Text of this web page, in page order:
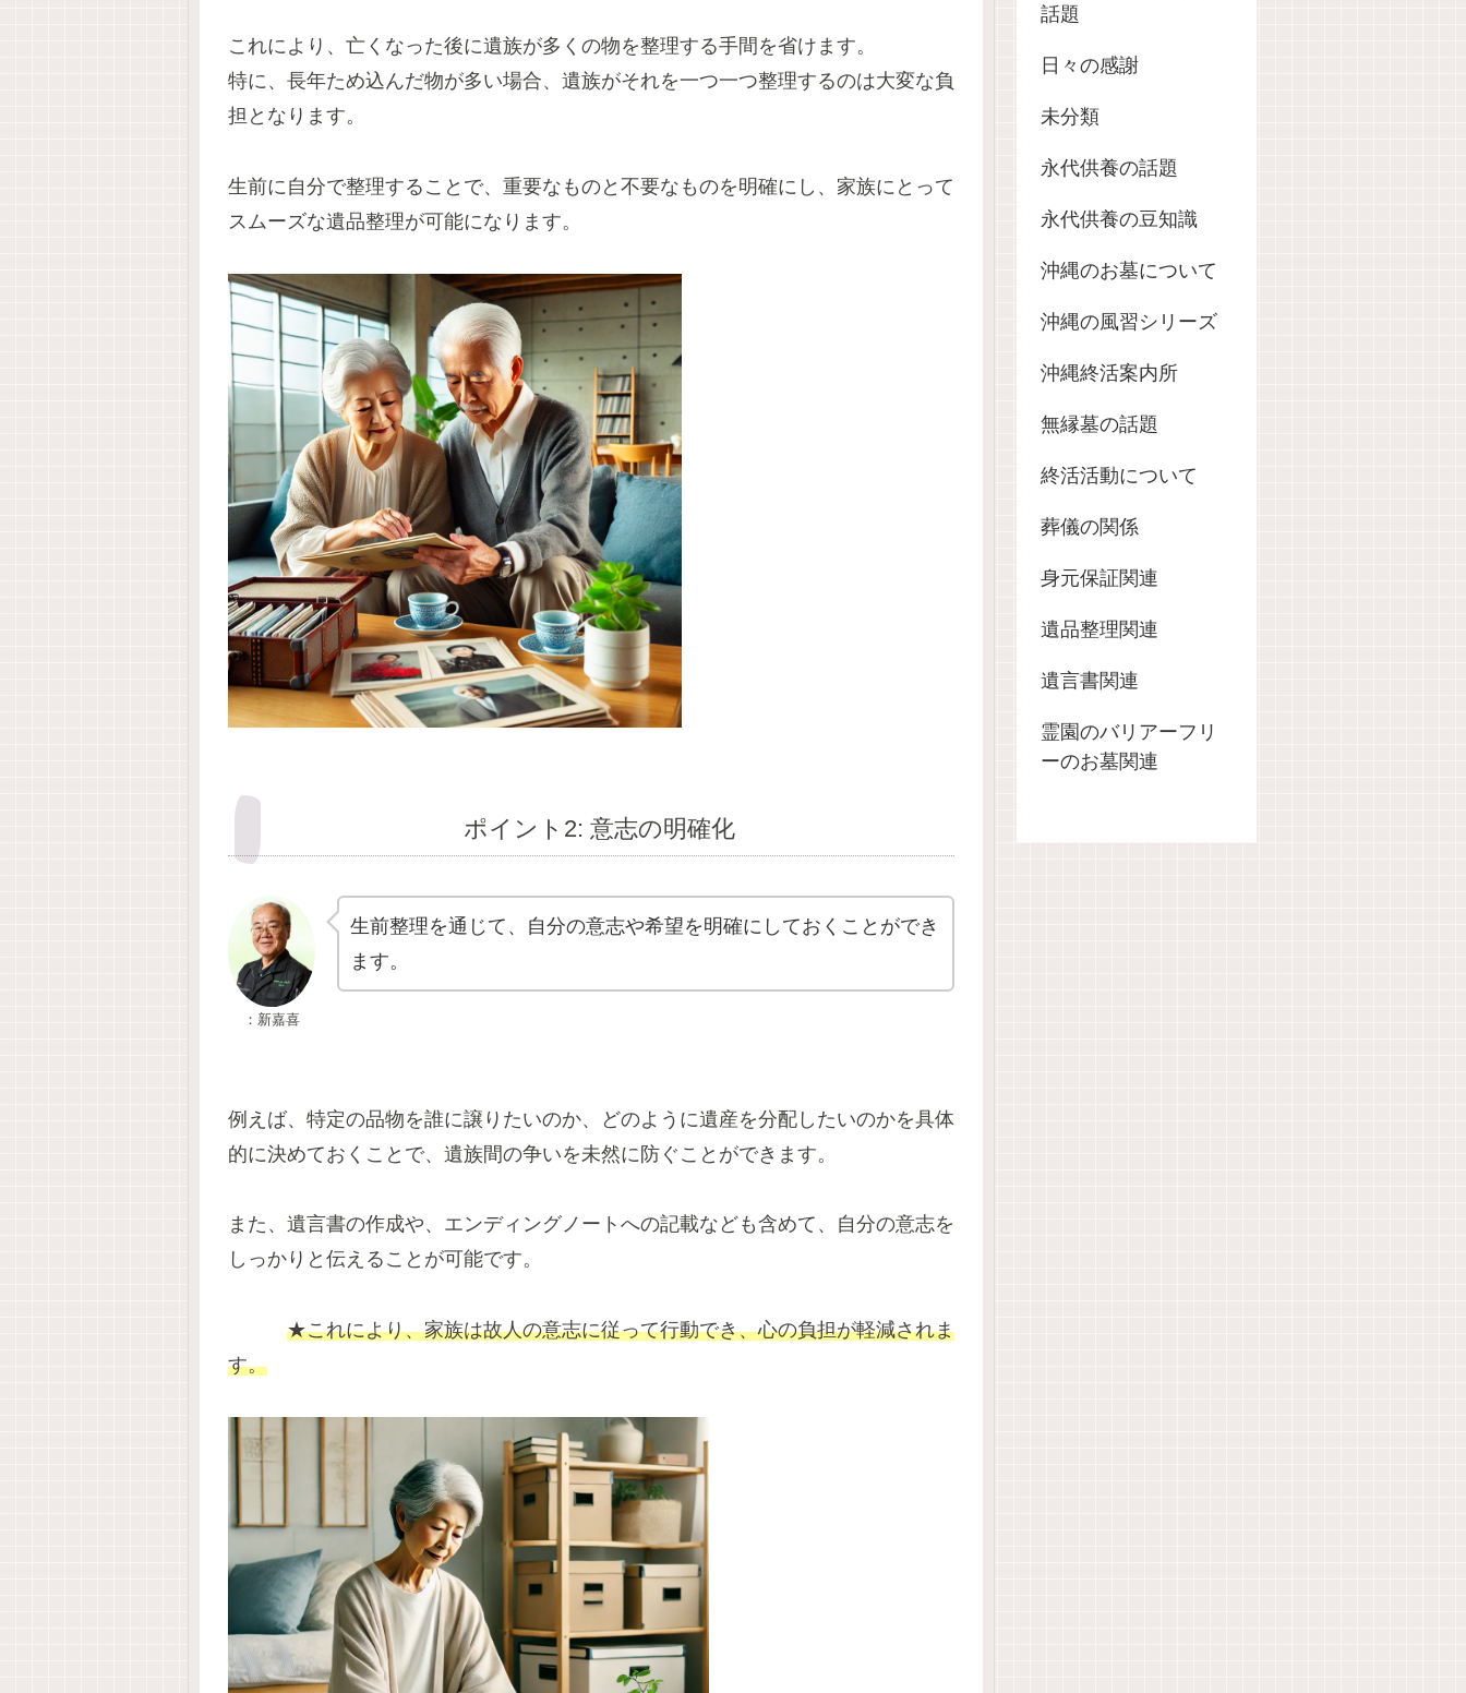
これにより、亡くなった後に遺族が多くの物を整理する手間を省けます。
特に、長年ため込んだ物が多い場合、遺族がそれを一つ一つ整理するのは大変な負
担となります。
生前に自分で整理することで、重要なものと不要なものを明確にし、家族にとって
スムーズな遺品整理が可能になります。
ポイント2: 意志の明確化
：新嘉喜
生前整理を通じて、自分の意志や希望を明確にしておくことができ
ます。
例えば、特定の品物を誰に譲りたいのか、どのように遺産を分配したいのかを具体
的に決めておくことで、遺族間の争いを未然に防ぐことができます。
また、遺言書の作成や、エンディングノートへの記載なども含めて、自分の意志を
しっかりと伝えることが可能です。
★これにより、家族は故人の意志に従って行動でき、心の負担が軽減されま
す。
話題
日々の感謝
未分類
永代供養の話題
永代供養の豆知識
沖縄のお墓について
沖縄の風習シリーズ
沖縄終活案内所
無縁墓の話題
終活活動について
葬儀の関係
身元保証関連
遺品整理関連
遺言書関連
霊園のバリアーフリ
ーのお墓関連